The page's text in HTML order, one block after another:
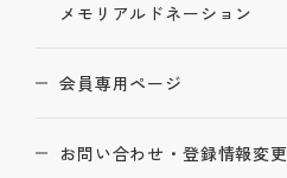
メモリアルドネーション
会員専用ページ
お問い合わせ・登録情報変更